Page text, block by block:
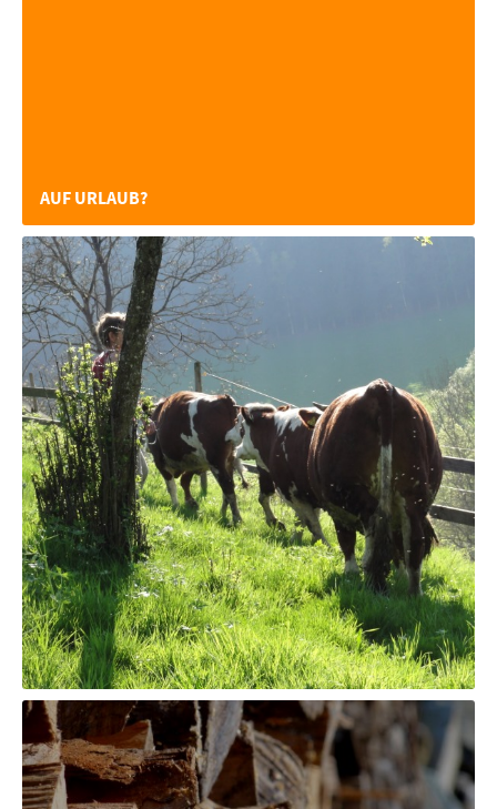
AUF URLAUB?